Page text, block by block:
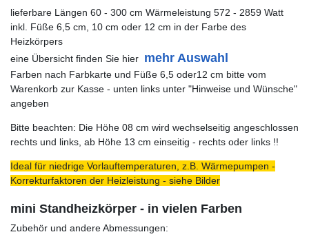
lieferbare Längen 60 - 300 cm Wärmeleistung 572 - 2859 Watt
inkl. Füße 6,5 cm, 10 cm oder 12 cm in der Farbe des
Heizkörpers
eine Übersicht finden Sie hier mehr Auswahl
Farben nach Farbkarte und Füße 6,5 oder12 cm bitte vom
Warenkorb zur Kasse - unten links unter "Hinweise und Wünsche"
angeben
Bitte beachten: Die Höhe 08 cm wird wechselseitig angeschlossen
rechts und links, ab Höhe 13 cm einseitig - rechts oder links !!
Ideal für niedrige Vorlauftemperaturen, z.B. Wärmepumpen -
Korrekturfaktoren der Heizleistung - siehe Bilder
mini Standheizkörper - in vielen Farben
Zubehör und andere Abmessungen: